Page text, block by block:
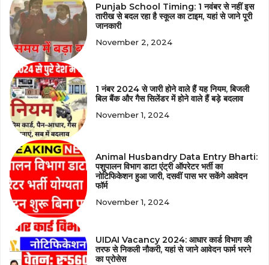
Punjab School Timing: 1 नवंबर से नहीं इस
तारीख से बदल रहा है स्कूल का टाइम, यहां से जाने पूरी
जानकारी
November 2, 2024
1 नंबर 2024 से जारी होने वाले हैं यह नियम, बिजली
बिल बैंक और गैस सिलेंडर में होने वाले हैं बड़े बदलाव
November 1, 2024
Animal Husbandry Data Entry Bharti:
पशुपालन विभाग डाटा एंट्री ऑपरेटर भर्ती का
नोटिफिकेशन हुआ जारी, दसवीं पास भर सकेंगे आवेदन
फॉर्म
November 1, 2024
UIDAI Vacancy 2024: आधार कार्ड विभाग की
तरफ से निकली नौकरी, यहां से जाने आवेदन फार्म भरने
का प्रोसेस